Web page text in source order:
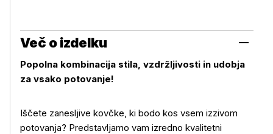
Več o izdelku
Popolna kombinacija stila, vzdržljivosti in udobja
za vsako potovanje!
Iščete zanesljive kovčke, ki bodo kos vsem izzivom
potovanja? Predstavljamo vam izredno kvalitetni